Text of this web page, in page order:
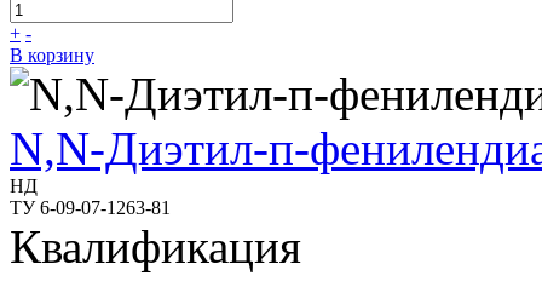
+ -
В корзину
N,N-Диэтил-п-
НД
ТУ 6-09-07-1263-81
Квалификация